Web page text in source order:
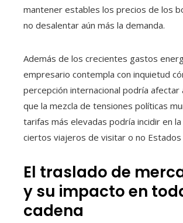
mantener estables los precios de los
no desalentar aún más la demanda.
Además de los crecientes gastos
empresario contempla con inquietud
percepción internacional podría afectar
que la mezcla de tensiones políticas
tarifas más elevadas podría incidir en
ciertos viajeros de visitar o no Estados
El traslado de
y su impacto en
cadena